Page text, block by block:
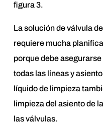
figura 3.
La solución de válvula
requiere mucha
porque debe
todas las líneas y
líquido de limpieza
limpieza del asiento de
las válvulas.